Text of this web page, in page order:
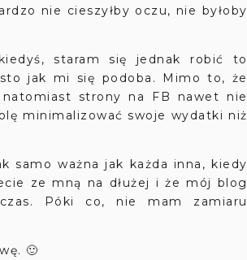
nie cieszyłby oczu, nie byłoby
staram się jednak robić to
jak mi się podoba. Mimo to, że
strony na FB nawet nie
minimalizować swoje wydatki niż
samo ważna jak każda inna, kiedy
ze mną na dłużej i że mój blog
Póki co, nie mam zamiaru
🙂